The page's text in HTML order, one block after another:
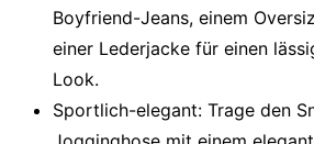
Boyfriend-Jeans, einem
einer Lederjacke für einen
Look.
Sportlich-elegant: Trage den